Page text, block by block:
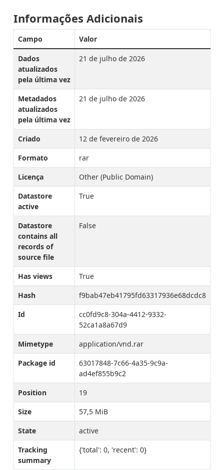
Informações Adicionais
Campo Valor
Dados
atualizados
pela última vez
21 de julho de 2026
Metadados
atualizados
pela última vez
21 de julho de 2026
Criado
12 de fevereiro de 2026
Formato
rar
Licença
Other (Public Domain)
Datastore
active
True
Datastore
contains all
records of
source file
False
Has views
True
Hash
f9bab47eb41795fd63317936e68dcdc8
Id
cc0fd9c8-304a-4412-9332-
52ca1a8a67d9
Mimetype
application/vnd.rar
Package id
63017848-7c66-4a35-9c9a-
ad4ef855b9c2
Position
19
Size
57,5 MiB
State
active
Tracking
summary
{'total': 0, 'recent': 0}